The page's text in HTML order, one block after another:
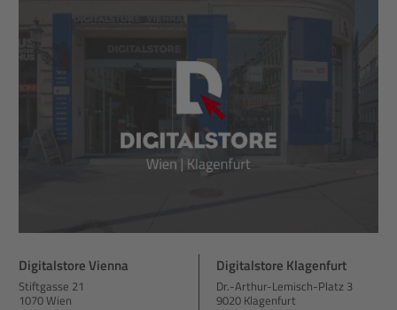
Digitalstore Vienna
Stiftgasse 21
1070 Wien
Digitalstore Klagenfurt
Dr.-Arthur-Lemisch-Platz 3
9020 Klagenfurt